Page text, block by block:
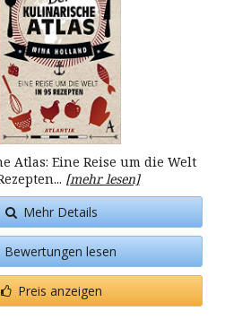
Atlas: Eine Reise um die Welt
[mehr lesen]
Mehr Details
Bewertungen lesen
Preis anzeigen